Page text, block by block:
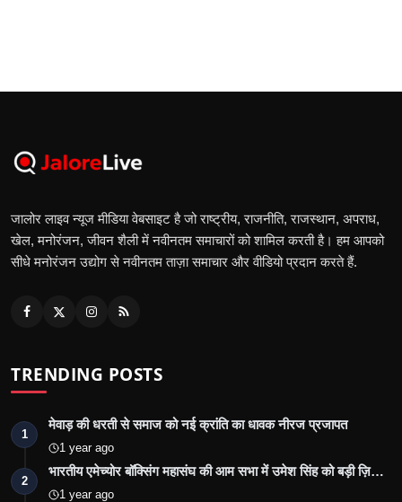
जालोर लाइव न्यूज मीडिया वेबसाइट है जो राष्ट्रीय, राजनीति, राजस्थान, अपराध,
खेल, मनोरंजन, जीवन शैली में नवीनतम समाचारों को शामिल करती है। हम आपको
सीधे मनोरंजन उद्योग से नवीनतम ताज़ा समाचार और वीडियो प्रदान करते हैं.
TRENDING POSTS
1
मेवाड़ की धरती से समाज को नई क्रांति का धावक नीरज प्रजापत
1 year ago
2
भारतीय एमेच्योर बॉक्सिंग महासंघ की आम सभा में उमेश सिंह को बड़ी ज़ि…
1 year ago